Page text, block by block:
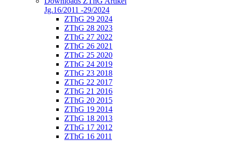
Jg.16/2011 -29/2024
ZThG 29 2024
ZThG 28 2023
ZThG 27 2022
ZThG 26 2021
ZThG 25 2020
ZThG 24 2019
ZThG 23 2018
ZThG 22 2017
ZThG 21 2016
ZThG 20 2015
ZThG 19 2014
ZThG 18 2013
ZThG 17 2012
ZThG 16 2011